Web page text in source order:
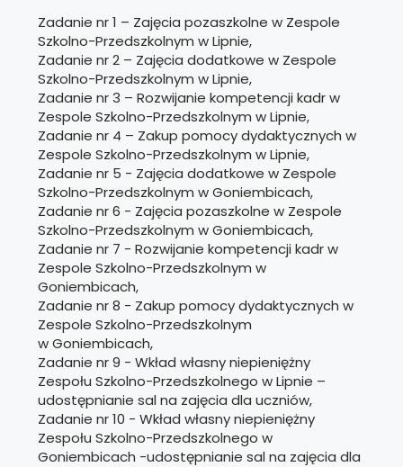
Zadanie nr 1 – Zajęcia pozaszkolne w Zespole
Szkolno-Przedszkolnym w Lipnie,
Zadanie nr 2 – Zajęcia dodatkowe w Zespole
Szkolno-Przedszkolnym w Lipnie,
Zadanie nr 3 – Rozwijanie kompetencji kadr w
Zespole Szkolno-Przedszkolnym w Lipnie,
Zadanie nr 4 – Zakup pomocy dydaktycznych w
Zespole Szkolno-Przedszkolnym w Lipnie,
Zadanie nr 5 - Zajęcia dodatkowe w Zespole
Szkolno-Przedszkolnym w Goniembicach,
Zadanie nr 6 - Zajęcia pozaszkolne w Zespole
Szkolno-Przedszkolnym w Goniembicach,
Zadanie nr 7 - Rozwijanie kompetencji kadr w
Zespole Szkolno-Przedszkolnym w
Goniembicach,
Zadanie nr 8 - Zakup pomocy dydaktycznych w
Zespole Szkolno-Przedszkolnym
w Goniembicach,
Zadanie nr 9 - Wkład własny niepieniężny
Zespołu Szkolno-Przedszkolnego w Lipnie –
udostępnianie sal na zajęcia dla uczniów,
Zadanie nr 10 - Wkład własny niepieniężny
Zespołu Szkolno-Przedszkolnego w
Goniembicach -udostępnianie sal na zajęcia dla